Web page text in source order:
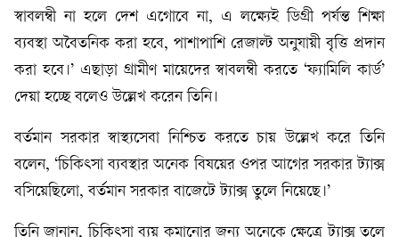
স্বাবলম্বী না হলে দেশ এগোবে না, এ লক্ষ্যেই ডিগ্রী পর্যন্ত শিক্ষা
ব্যবস্থা অবৈতনিক করা হবে, পাশাপাশি রেজাল্ট অনুযায়ী বৃত্তি প্রদান
করা হবে।’ এছাড়া গ্রামীণ মায়েদের স্বাবলম্বী করতে ‘ফ্যামিলি কার্ড’
দেয়া হচ্ছে বলেও উল্লেখ করেন তিনি।
বর্তমান সরকার স্বাস্থ্যসেবা নিশ্চিত করতে চায় উল্লেখ করে তিনি
বলেন, ‘চিকিৎসা ব্যবস্থার অনেক বিষয়ের ওপর আগের সরকার ট্যাক্স
বসিয়েছিলো, বর্তমান সরকার বাজেটে ট্যাক্স তুলে নিয়েছে।’
তিনি জানান, চিকিৎসা ব্যয় কমানোর জন্য অনেকে ক্ষেত্রে ট্যাক্স তুলে